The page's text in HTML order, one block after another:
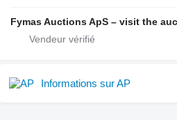
Informations sur AP